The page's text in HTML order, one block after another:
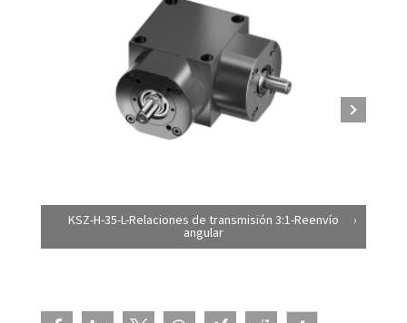
KSZ-H-35-L-Relaciones de transmisión 3:1-Reenvío
angular